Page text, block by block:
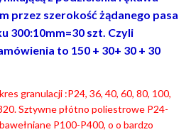
przez szerokość żądanego pasa
300:10mm=30 szt. Czyli
to 150 + 30+ 30 + 30
granulacji :P24, 36, 40, 60, 80, 100,
Sztywne płótno poliestrowe P24-
P100-P400, o o bardzo